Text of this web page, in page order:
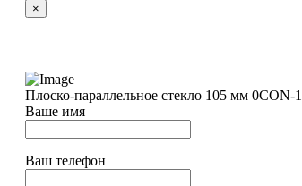
×
Плоско-параллельное стекло 105 мм 0CON-
Ваше имя
Ваш телефон